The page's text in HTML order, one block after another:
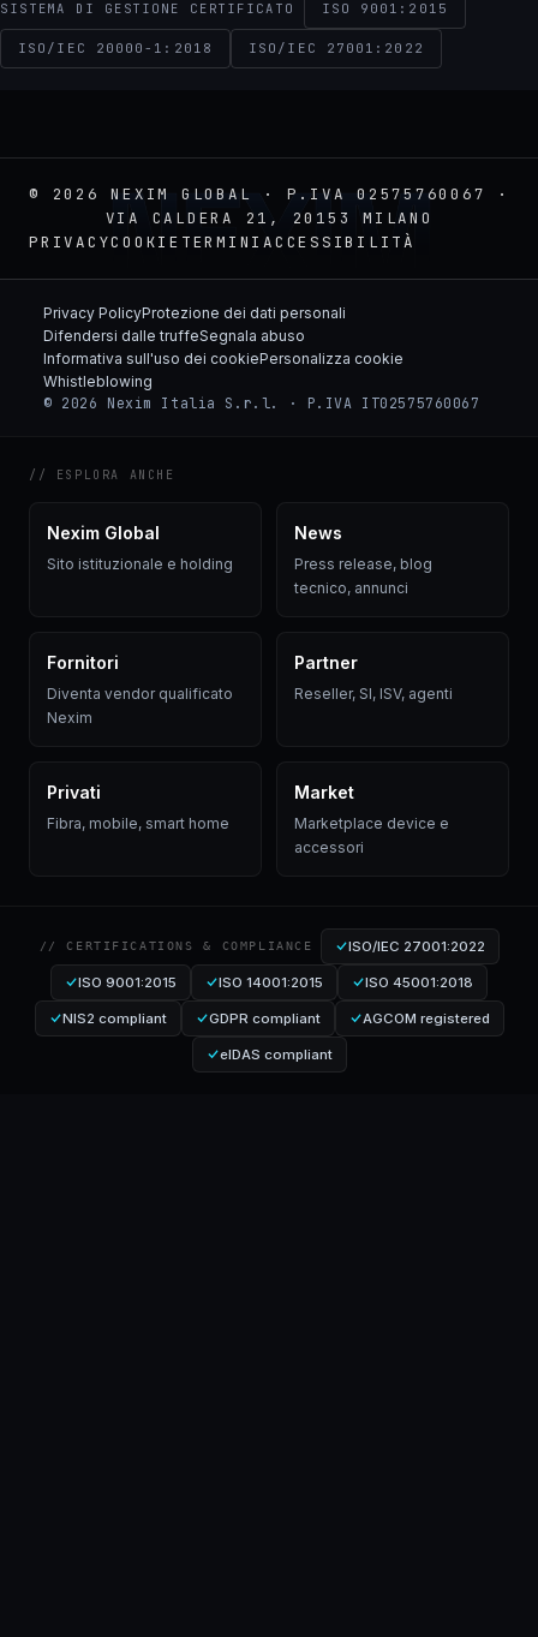
SISTEMA DI GESTIONE CERTIFICATO ISO 9001:2015
ISO/IEC 20000-1:2018 ISO/IEC 27001:2022
© 2026 NEXIM GLOBAL · P.IVA 02575760067 ·
VIA CALDERA 21, 20153 MILANO
PRIVACYCOOKIE TERMINI ACCESSIBILITÀ
NEXIM
Privacy PolicyProtezione dei dati personali
Difendersi dalle truffeSegnala abuso
Informativa sull'uso dei cookiePersonalizza cookie
Whistleblowing
© 2026 Nexim Italia S.r.l. · P.IVA IT02575760067
// ESPLORA ANCHE
Nexim Global
Sito istituzionale e holding
News
Press release, blog
tecnico, annunci
Fornitori
Diventa vendor qualificato
Nexim
Partner
Reseller, SI, ISV, agenti
Privati
Fibra, mobile, smart home
Market
Marketplace device e
accessori
// CERTIFICATIONS & COMPLIANCE ISO/IEC 27001:2022
ISO 9001:2015 ISO 14001:2015 ISO 45001:2018
NIS2 compliant GDPR compliant AGCOM registered
eIDAS compliant